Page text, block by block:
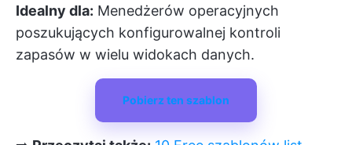
Idealny dla: Menedżerów operacyjnych
poszukujących konfigurowalnej kontroli
zapasów w wielu widokach danych.
Pobierz ten szablon